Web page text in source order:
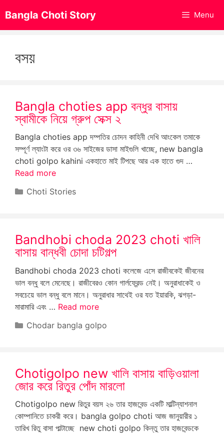
to
content
Bangla Choti Story Menu
বসয়
Bangla choties app বন্ধুর বাসায়
স্বামীকে নিয়ে গ্রুপ সেক্স ২
Bangla choties app দম্পতির চোদন কাহিনী দেখি আংকেল তমাকে
সম্পূর্ণ ল্যাংটা করে ওর ৩৬ সাইজের ডাসা মাইগুলি খাচ্ছে, new bangla
choti golpo kahini একহাতে মাই টিপছে আর এক হাতে গুদ …
Read more
Categories
Choti Stories
Bandhobi choda 2023 choti খালি
বাসায় বান্ধবী চোদা চটিগল্প
Bandhobi choda 2023 choti কলেজে এসে রাজীবকেই জীবনের
ভাল বন্ধু বলে মেনেছে। রাজীবেরও কোন গার্লফ্রেন্ড নেই। অনুরাধাকেই ও
সবচেয়ে ভাল বন্ধু বলে মানে। অনুরাধার সাথেই ওর যত ইয়ারকি, ঝগড়া-
মারামারি এবং … Read more
Categories
Chodar bangla golpo
Chotigolpo new খালি বাসায় বাড়িওয়ালা
জোর করে রিতুর পোঁদ মারলো
Chotigolpo new রিতুর বয়স ২৬ তার হাজবেন্ড একটি মাল্টিন্যাশনাল
কোম্পানিতে চাকরী করে। bangla golpo choti আজ জানুয়ারীর ১
তারিখ রিতু বাসা পাল্টাচ্ছে new choti golpo কিন্তু তার হাজবেন্ডকে